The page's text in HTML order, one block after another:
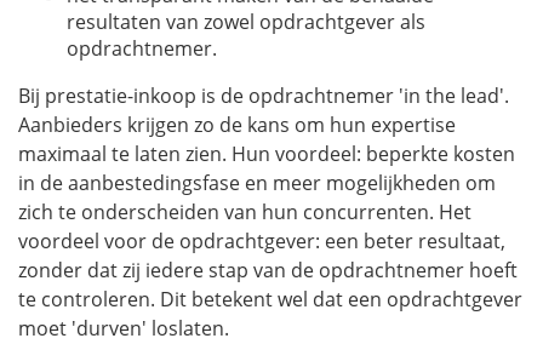
resultaten van zowel opdrachtgever als
opdrachtnemer.
Bij prestatie-inkoop is de opdrachtnemer 'in the lead'.
Aanbieders krijgen zo de kans om hun expertise
maximaal te laten zien. Hun voordeel: beperkte kosten
in de aanbestedingsfase en meer mogelijkheden om
zich te onderscheiden van hun concurrenten. Het
voordeel voor de opdrachtgever: een beter resultaat,
zonder dat zij iedere stap van de opdrachtnemer hoeft
te controleren. Dit betekent wel dat een opdrachtgever
moet 'durven' loslaten.